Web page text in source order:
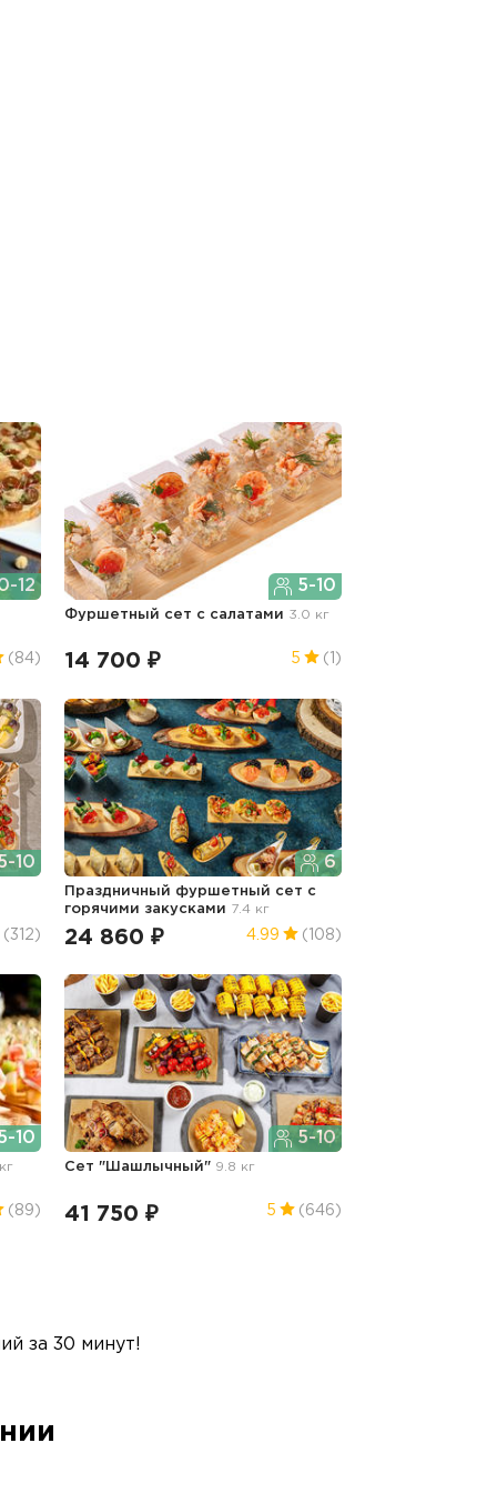
12
(84)
5-10
Фуршетный сет с салатами 3.0 кг
14 700 ₽ 5 (1)
10
(312)
6
Праздничный фуршетный сет с
горячими закусками 7.4 кг
24 860 ₽ 4.99 (108)
10
(89)
5-10
Сет "Шашлычный" 9.8 кг
41 750 ₽ 5 (646)
за 30 минут!